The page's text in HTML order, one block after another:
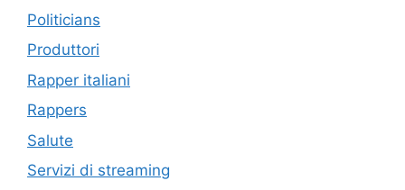
Politicians
Produttori
Rapper italiani
Rappers
Salute
Servizi di streaming